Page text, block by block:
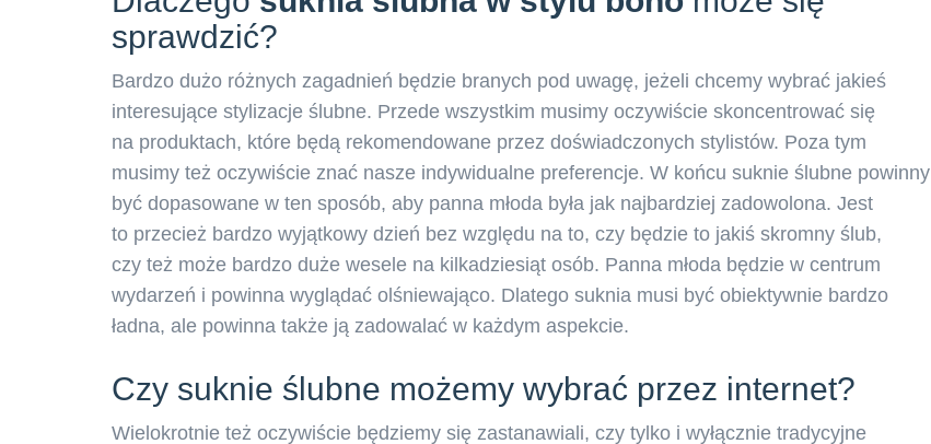
sprawdzić?
Bardzo dużo różnych zagadnień będzie branych pod uwagę, jeżeli chcemy wybrać jakieś
interesujące stylizacje ślubne. Przede wszystkim musimy oczywiście skoncentrować się
na produktach, które będą rekomendowane przez doświadczonych stylistów. Poza tym
musimy też oczywiście znać nasze indywidualne preferencje. W końcu suknie ślubne powinny
być dopasowane w ten sposób, aby panna młoda była jak najbardziej zadowolona. Jest
to przecież bardzo wyjątkowy dzień bez względu na to, czy będzie to jakiś skromny ślub,
czy też może bardzo duże wesele na kilkadziesiąt osób. Panna młoda będzie w centrum
wydarzeń i powinna wyglądać olśniewająco. Dlatego suknia musi być obiektywnie bardzo
ładna, ale powinna także ją zadowalać w każdym aspekcie.
Czy suknie ślubne możemy wybrać przez internet?
Wielokrotnie też oczywiście będziemy się zastanawiali, czy tylko i wyłącznie tradycyjne